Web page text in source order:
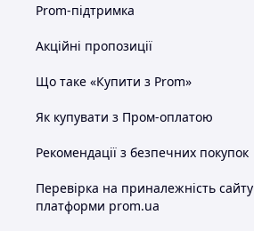
Prom-підтримка
Акційні пропозиції
Що таке «Купити з Prom»
Як купувати з Пром-оплатою
Рекомендації з безпечних покупок
Перевірка на приналежність
платформи prom.ua